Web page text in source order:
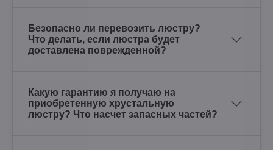
Безопасно ли перевозить люстру?
Что делать, если люстра будет
доставлена поврежденной?
Какую гарантию я получаю на
приобретенную хрустальную
люстру? Что насчет запасных частей?